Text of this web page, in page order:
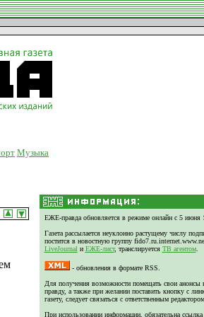
Музыка
ЕЖЕ-правда обновляется в режиме онлайн с 5 июня
Газета рассылается неуклонно растущему числу
постится в новостную группу
LiveJournal и ЕЖЕ-лист, транслируется ТВ агентом.
- обновления в формате RSS.
Для получения возможности помещать свои
правду, а также при желании поставить кнопку с
газету, следует связаться с ответственным
При использовании информации, обязательна ссылка